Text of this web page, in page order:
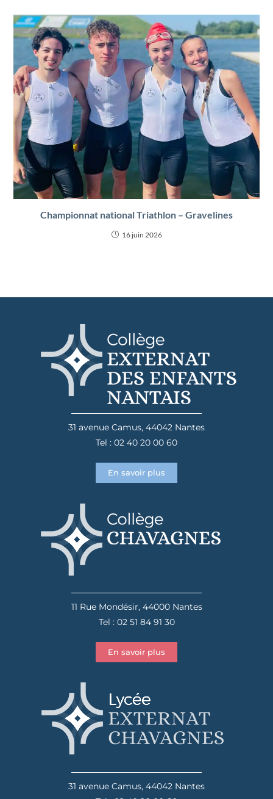
Championnat national Triathlon – Gravelines
16 juin 2026
31 avenue Camus, 44042 Nantes
Tel : 02 40 20 00 60
En savoir plus
11 Rue Mondésir, 44000 Nantes
Tel : 02 51 84 91 30
En savoir plus
31 avenue Camus, 44042 Nantes